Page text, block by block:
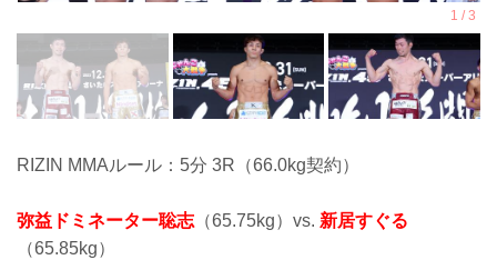
RIZIN MMAルール：5分 3R（66.0kg契約）
弥益ドミネーター聡志（65.75kg）vs. 新居すぐる
（65.85kg）